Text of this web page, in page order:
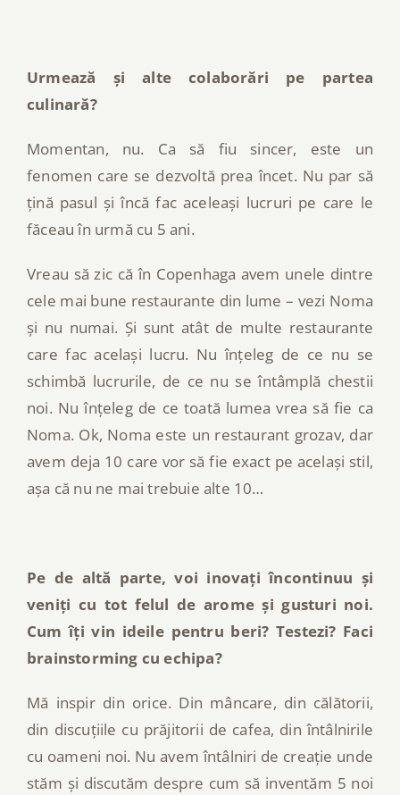
Urmează și alte colaborări pe partea
culinară?
Momentan, nu. Ca să fiu sincer, este un
fenomen care se dezvoltă prea încet. Nu par să
țină pasul și încă fac aceleași lucruri pe care le
făceau în urmă cu 5 ani.
Vreau să zic că în Copenhaga avem unele dintre
cele mai bune restaurante din lume – vezi Noma
și nu numai. Și sunt atât de multe restaurante
care fac același lucru. Nu înțeleg de ce nu se
schimbă lucrurile, de ce nu se întâmplă chestii
noi. Nu înțeleg de ce toată lumea vrea să fie ca
Noma. Ok, Noma este un restaurant grozav, dar
avem deja 10 care vor să fie exact pe același stil,
așa că nu ne mai trebuie alte 10…
Pe de altă parte, voi inovați încontinuu și
veniți cu tot felul de arome și gusturi noi.
Cum îți vin ideile pentru beri? Testezi? Faci
brainstorming cu echipa?
Mă inspir din orice. Din mâncare, din călătorii,
din discuțiile cu prăjitorii de cafea, din întâlnirile
cu oameni noi. Nu avem întâlniri de creație unde
stăm și discutăm despre cum să inventăm 5 noi